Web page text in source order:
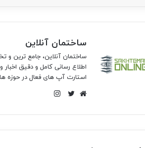
ساختمان آنلاین
ساختمان آنلاین، جامع
اطلاع رسانی کامل و دقیق
استارت آپ های فعال در حوزه